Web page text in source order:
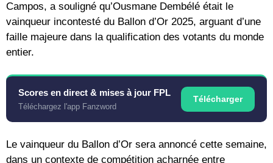
Campos, a souligné qu’Ousmane Dembélé était le
vainqueur incontesté du Ballon d’Or 2025, arguant d’une
faille majeure dans la qualification des votants du monde
entier.
Scores en direct & mises à jour FPL
Téléchargez l'app Fanzword
Télécharger
Le vainqueur du Ballon d’Or sera annoncé cette semaine,
dans un contexte de compétition acharnée entre